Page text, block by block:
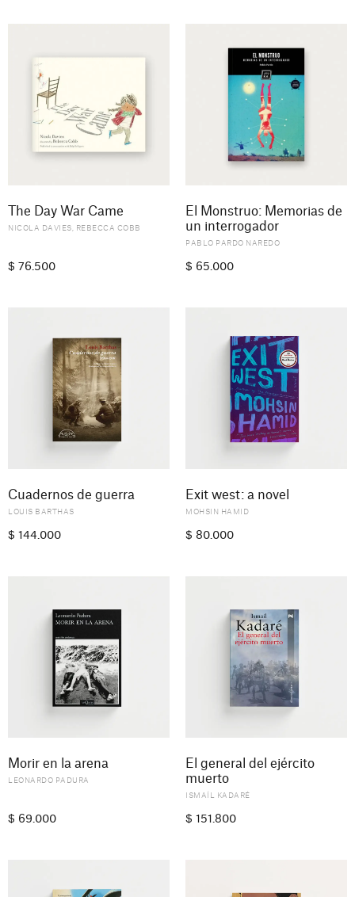
The Day War Came
NICOLA DAVIES, REBECCA COBB
$ 76.500
El Monstruo: Memorias de
un interrogador
PABLO PARDO NAREDO
$ 65.000
Cuadernos de guerra
LOUIS BARTHAS
$ 144.000
Exit west: a novel
MOHSIN HAMID
$ 80.000
Morir en la arena
LEONARDO PADURA
$ 69.000
El general del ejército
muerto
ISMAÍL KADARÉ
$ 151.800